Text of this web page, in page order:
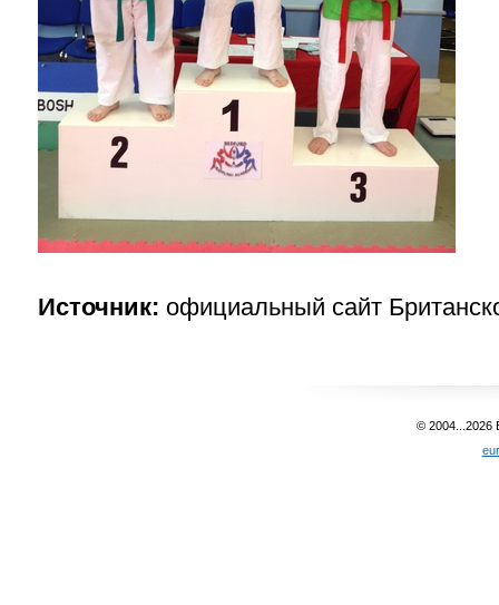
Источник: официальный сайт
© 2004...2026